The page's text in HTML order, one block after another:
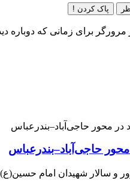
پاک کردن !
مرورگر برای زمانی که دوباره
حاجی‌آباد–بندرعباس